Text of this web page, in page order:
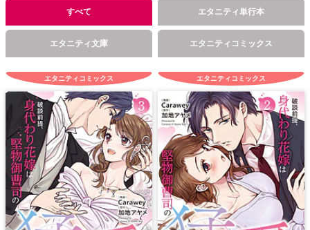
すべて エタニティ単行本
エタニティ文庫 エタニティコミックス
エタニティコミックス エタニティコミックス